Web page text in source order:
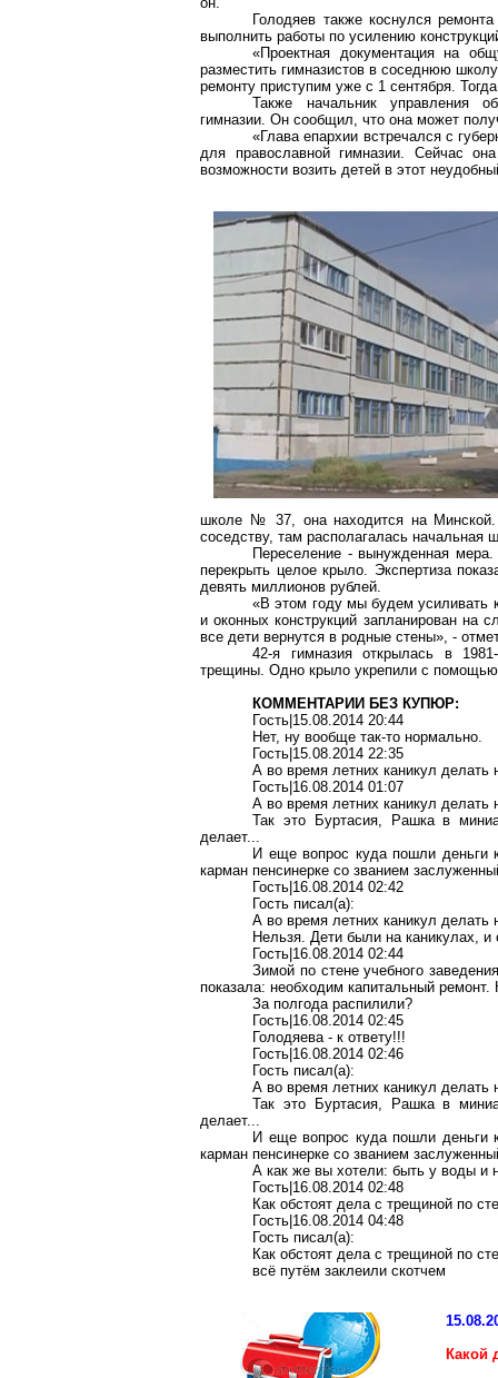
Голодяев также коснулся
выполнить работы по усилению
«Проектная документация на
разместить гимназистов в соседнюю
ремонту приступим уже с 1 сентября.
Также начальник управления
гимназии. Он сообщил, что она может
«Глава епархии встречался с
для православной гимназии. Сейчас
возможности возить детей в этот
школе № 37, она находится на Минской.
соседству, там располагалась начальная
Переселение - вынужденная
перекрыть целое крыло. Экспертиза
девять миллионов рублей.
«В этом году мы будем усиливать
и оконных конструкций запланирован
все дети вернутся в родные стены», -
42-я гимназия открылась в
трещины. Одно крыло укрепили с помощью
КОММЕНТАРИИ БЕЗ КУПЮР:
Гость|15.08.2014 20:44
Нет, ну вообще так-то нормально.
Гость|15.08.2014 22:35
А во время летних каникул делать
Гость|16.08.2014 01:07
А во время летних каникул делать
Так это Буртасия, Рашка в
делает...
И еще вопрос куда пошли деньги
карман пенсинерке со званием
Гость|16.08.2014 02:42
Гость писал(a):
А во время летних каникул делать
Нельзя. Дети были на каникулах,
Гость|16.08.2014 02:44
Зимой по стене учебного
показала: необходим капитальный
За полгода распилили?
Гость|16.08.2014 02:45
Голодяева - к ответу!!!
Гость|16.08.2014 02:46
Гость писал(a):
А во время летних каникул делать
Так это Буртасия, Рашка в
делает...
И еще вопрос куда пошли деньги
карман пенсинерке со званием
А как же вы хотели: быть у воды и
Гость|16.08.2014 02:48
Как обстоят дела с трещиной по
Гость|16.08.2014 04:48
Гость писал(a):
Как обстоят дела с трещиной по
всё путём заклеили скотчем
Какой